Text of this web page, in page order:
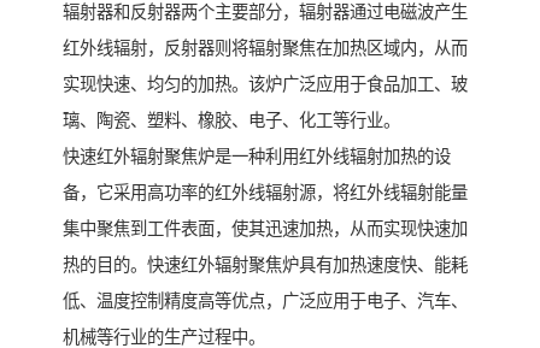
辐射器和反射器两个主要部分，辐射器通过电磁波产生
红外线辐射，反射器则将辐射聚焦在加热区域内，从而
实现快速、均匀的加热。该炉广泛应用于食品加工、玻
璃、陶瓷、塑料、橡胶、电子、化工等行业。
快速红外辐射聚焦炉是一种利用红外线辐射加热的设
备，它采用高功率的红外线辐射源，将红外线辐射能量
集中聚焦到工件表面，使其迅速加热，从而实现快速加
热的目的。快速红外辐射聚焦炉具有加热速度快、能耗
低、温度控制精度高等优点，广泛应用于电子、汽车、
机械等行业的生产过程中。